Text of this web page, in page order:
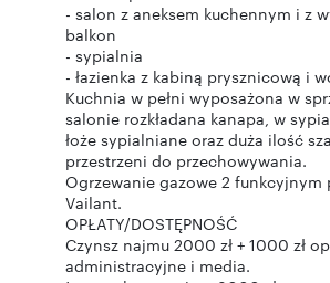
- salon z aneksem kuchennym i z
balkon
- sypialnia
- łazienka z kabiną prysznicową i
Kuchnia w pełni wyposażona w
salonie rozkładana kanapa, w
łoże sypialniane oraz duża ilość
przestrzeni do przechowywania.
Ogrzewanie gazowe 2 funkcyjnym
Vailant.
OPŁATY/DOSTĘPNOŚĆ
Czynsz najmu 2000 zł + 1000 zł
administracyjne i media.